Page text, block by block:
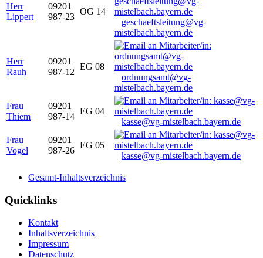
Herr
Lippert
09201
987-23
OG 14
geschaeftsleitung@vg-
mistelbach.bayern.de
Herr
Rauh
09201
987-12
EG 08
ordnungsamt@vg-
mistelbach.bayern.de
Frau
Thiem
09201
987-14
EG 04
kasse@vg-mistelbach.bayern.de
Frau
Vogel
09201
987-26
EG 05
kasse@vg-mistelbach.bayern.de
Gesamt-Inhaltsverzeichnis
Quicklinks
Kontakt
Inhaltsverzeichnis
Impressum
Datenschutz